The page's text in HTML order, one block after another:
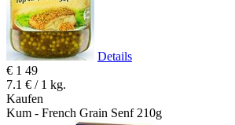
Details
€ 1 49
7.1 € / 1 kg.
Kaufen
Kum - French Grain Senf 210g